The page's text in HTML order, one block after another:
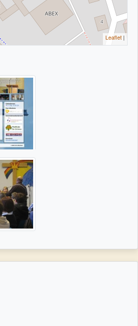
Leaflet |